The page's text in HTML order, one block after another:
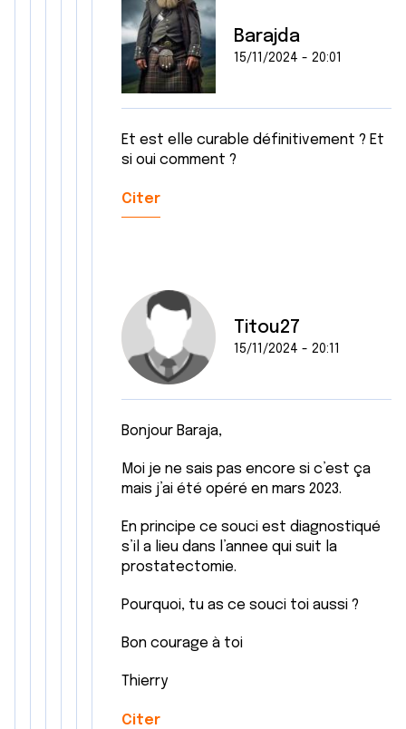
Barajda
15/11/2024 - 20:01
Et est elle curable définitivement ? Et
si oui comment ?
Citer
Titou27
15/11/2024 - 20:11
Bonjour Baraja,
Moi je ne sais pas encore si c’est ça
mais j’ai été opéré en mars 2023.
En principe ce souci est diagnostiqué
s’il a lieu dans l’annee qui suit la
prostatectomie.
Pourquoi, tu as ce souci toi aussi ?
Bon courage à toi
Thierry
Citer